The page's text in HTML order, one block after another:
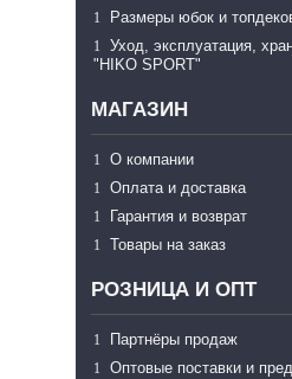
Размеры юбок и
Уход, эксплуатация,
"HIKO SPORT"
МАГАЗИН
О компании
Оплата и доставка
Гарантия и возврат
Товары на заказ
РОЗНИЦА И ОПТ
Партнёры продаж
Оптовые поставки и